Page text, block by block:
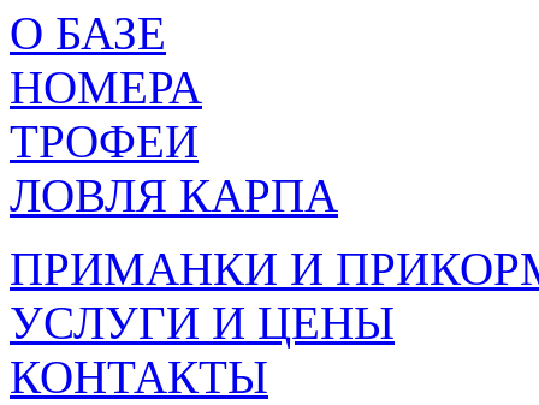
О БАЗЕ
НОМЕРА
ТРОФЕИ
ЛОВЛЯ КАРПА
ПРИМАНКИ И
УСЛУГИ И ЦЕНЫ
КОНТАКТЫ